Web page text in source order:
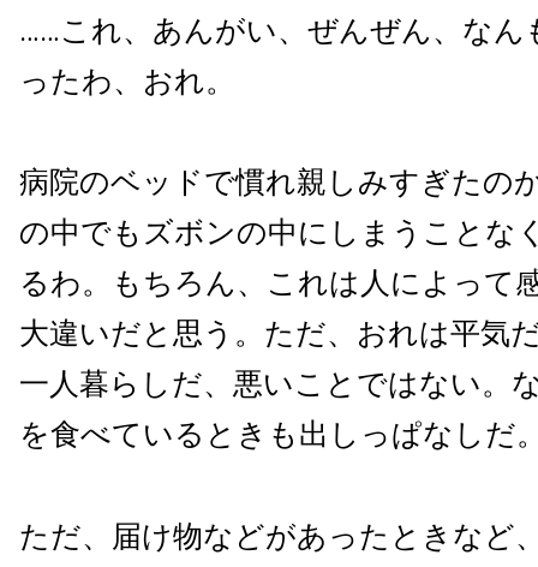
……これ、あんがい、ぜんぜん、なん
ったわ、おれ。
病院のベッドで慣れ親しみすぎたの
の中でもズボンの中にしまうことな
るわ。もちろん、これは人によって
大違いだと思う。ただ、おれは平気
一人暮らしだ、悪いことではない。
を食べているときも出しっぱなしだ
ただ、届け物などがあったときなど